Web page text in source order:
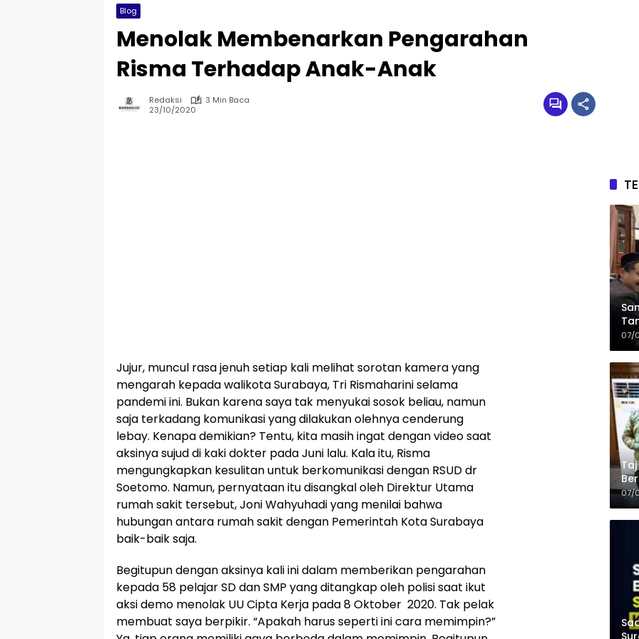
Blog
Menolak Membenarkan Pengarahan
Risma Terhadap Anak-Anak
Redaksi
3 Min Baca
23/10/2020
Jujur, muncul rasa jenuh setiap kali melihat sorotan kamera yang
mengarah kepada walikota Surabaya, Tri Rismaharini selama
pandemi ini. Bukan karena saya tak menyukai sosok beliau, namun
saja terkadang komunikasi yang dilakukan olehnya cenderung
lebay. Kenapa demikian? Tentu, kita masih ingat dengan video saat
aksinya sujud di kaki dokter pada Juni lalu. Kala itu, Risma
mengungkapkan kesulitan untuk berkomunikasi dengan RSUD dr
Soetomo. Namun, pernyataan itu disangkal oleh Direktur Utama
rumah sakit tersebut, Joni Wahyuhadi yang menilai bahwa
hubungan antara rumah sakit dengan Pemerintah Kota Surabaya
baik-baik saja.
Begitupun dengan aksinya kali ini dalam memberikan pengarahan
kepada 58 pelajar SD dan SMP yang ditangkap oleh polisi saat ikut
aksi demo menolak UU Cipta Kerja pada 8 Oktober 2020. Tak pelak
membuat saya berpikir. “Apakah harus seperti ini cara memimpin?”
07/
07/